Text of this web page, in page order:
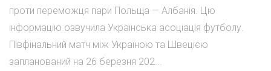
проти переможця пари Польща — Албанія. Цю
інформацію озвучила Українська асоціація футболу.
Півфінальний матч між Україною та Швецією
запланований на 26 березня 202...